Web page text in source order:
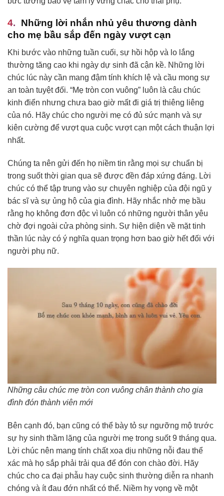
Những lời nhắn nhủ yêu thương dành
cho mẹ bầu sắp đến ngày vượt cạn
Khi bước vào những tuần cuối, sự hồi hộp và lo lắng
thường tăng cao khi ngày dự sinh đã cận kề. Những lời
chúc lúc này cần mang đậm tính khích lệ và cầu mong sự
an toàn tuyệt đối. “Mẹ tròn con vuông” luôn là câu chúc
kinh điển nhưng chưa bao giờ mất đi giá trị thiêng liêng
của nó. Hãy chúc cho người mẹ có đủ sức mạnh và sự
kiên cường để vượt qua cuộc vượt cạn một cách thuận lợi
nhất.
Chúng ta nên gửi đến họ niềm tin rằng mọi sự chuẩn bị
trong suốt thời gian qua sẽ được đền đáp xứng đáng. Lời
chúc có thể tập trung vào sự chuyên nghiệp của đội ngũ y
bác sĩ và sự ủng hộ của gia đình. Hãy nhắc nhở mẹ bầu
rằng họ không đơn độc vì luôn có những người thân yêu
chờ đợi ngoài cửa phòng sinh. Sự hiện diện về mặt tinh
thần lúc này có ý nghĩa quan trọng hơn bao giờ hết đối với
người phụ nữ.
Những câu chúc mẹ tròn con vuông chân thành cho gia
đình đón thành viên mới
Bên cạnh đó, bạn cũng có thể bày tỏ sự ngưỡng mộ trước
sự hy sinh thầm lặng của người mẹ trong suốt 9 tháng qua.
Lời chúc nên mang tính chất xoa dịu những nỗi đau thể
xác mà họ sắp phải trải qua để đón con chào đời. Hãy
chúc cho ca đại phẫu hay cuộc sinh thường diễn ra nhanh
chóng và ít đau đớn nhất có thể. Niềm hy vọng về một